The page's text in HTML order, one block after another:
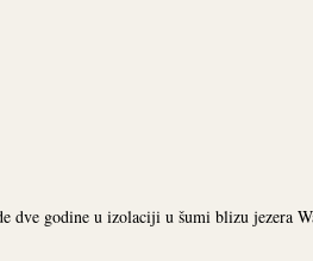
dve godine u izolaciji u šumi blizu jezera